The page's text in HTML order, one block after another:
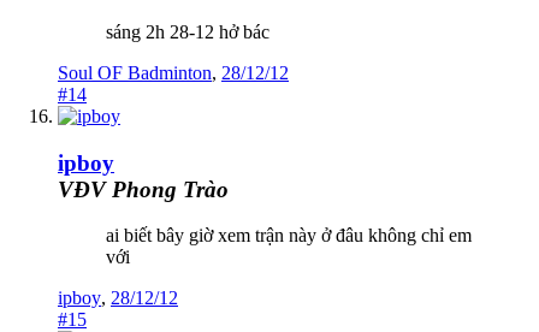
sáng 2h 28-12 hở bác
Soul OF Badminton, 28/12/12
#14
ipboy
VĐV Phong Trào
ai biết bây giờ xem trận này ở đâu không chỉ em
với
ipboy, 28/12/12
#15